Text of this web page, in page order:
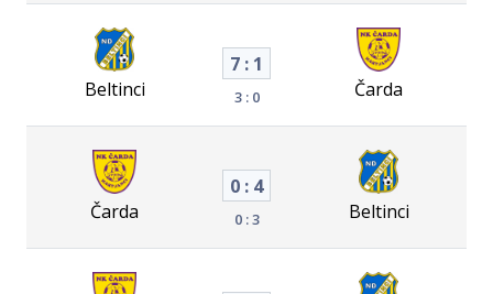
Beltinci
7 : 1
3 : 0 Čarda
Čarda
0 : 4
0 : 3 Beltinci